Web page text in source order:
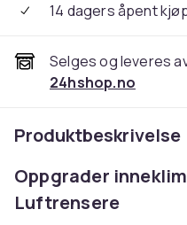
14 dagers åpent
Selges og leveres
24hshop.no
Produktbeskrivelse
Oppgrader
Luftrensere